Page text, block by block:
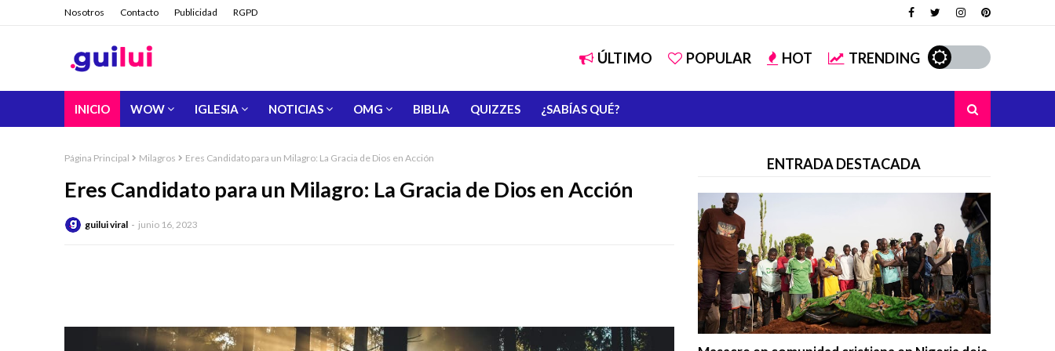
Nosotros Contacto Publicidad RGPD
ÚLTIMO POPULAR HOT TRENDING
INICIO WOW IGLESIA NOTICIAS OMG BIBLIA QUIZZES ¿SABÍAS QUÉ?
Página Principal Milagros Eres Candidato para un Milagro: La Gracia de Dios en Acción
Eres Candidato para un Milagro: La Gracia de Dios en Acción
guilui viral junio 16, 2023
ENTRADA DESTACADA